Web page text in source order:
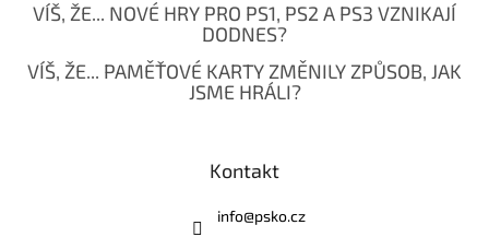
VÍŠ, ŽE... NOVÉ HRY PRO PS1, PS2 A PS3 VZNIKAJÍ
DODNES?
VÍŠ, ŽE... PAMĚŤOVÉ KARTY ZMĚNILY ZPŮSOB, JAK
JSME HRÁLI?
Kontakt
info@psko.cz